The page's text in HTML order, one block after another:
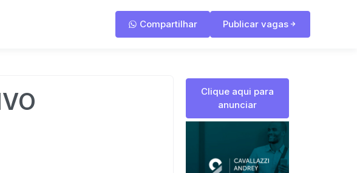
Compartilhar Publicar vagas
Clique aqui para
anunciar